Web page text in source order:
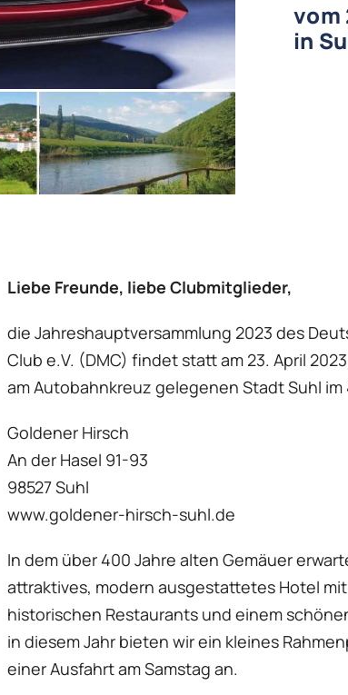
vom
in
Liebe Freunde, liebe Clubmitglieder,
die Jahreshauptversammlung 2023 des
Club e.V. (DMC) findet statt am 23. April
am Autobahnkreuz gelegenen Stadt Suhl
Goldener Hirsch
An der Hasel 91-93
98527 Suhl
www.goldener-hirsch-suhl.de
In dem über 400 Jahre alten Gemäuer
attraktives, modern ausgestattetes Hotel mit
historischen Restaurants und einem
in diesem Jahr bieten wir ein kleines
einer Ausfahrt am Samstag an.